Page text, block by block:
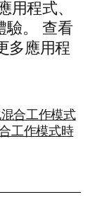
用程式、
驗。 查看
多應用程
合工作模式
工作模式時